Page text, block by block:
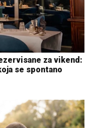
za vikend:
se spontano